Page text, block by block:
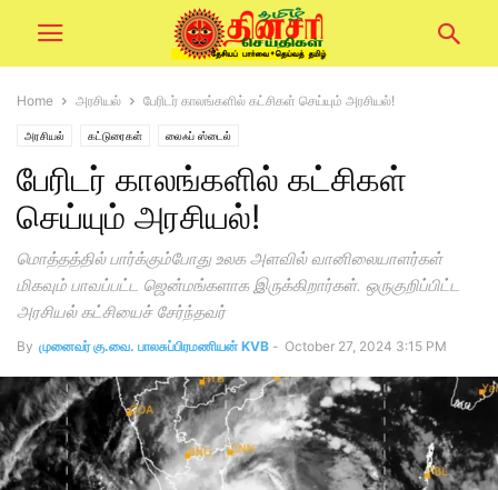
Home அரசியல் பேரிடர் காலங்களில் கட்சிகள் செய்யும் அரசியல்!
அரசியல் கட்டுரைகள் லைஃப் ஸ்டைல்
பேரிடர் காலங்களில் கட்சிகள்
செய்யும் அரசியல்!
மொத்தத்தில் பார்க்கும்போது உலக அளவில் வானிலையாளர்கள்
மிகவும் பாவப்பட்ட ஜென்மங்களாக இருக்கிறார்கள். ஒருகுறிப்பிட்ட
அரசியல் கட்சியைச் சேர்ந்தவர்
By முனைவர் கு.வை. பாலசுப்பிரமணியன் KVB - October 27, 2024 3:15 PM